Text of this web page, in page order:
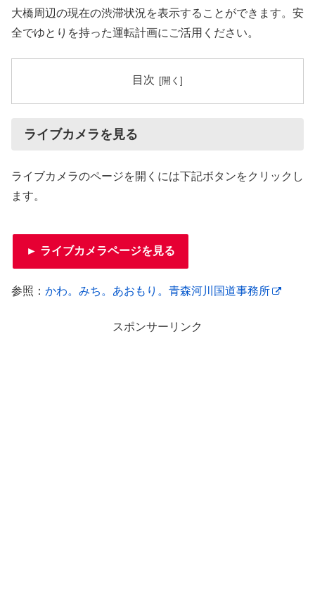
大橋周辺の現在の渋滞状況を表示することができます。安
全でゆとりを持った運転計画にご活用ください。
目次
ライブカメラを見る
ライブカメラのページを開くには下記ボタンをクリックし
ます。
► ライブカメラページを見る
参照： かわ。みち。あおもり。青森河川国道事務所
スポンサーリンク